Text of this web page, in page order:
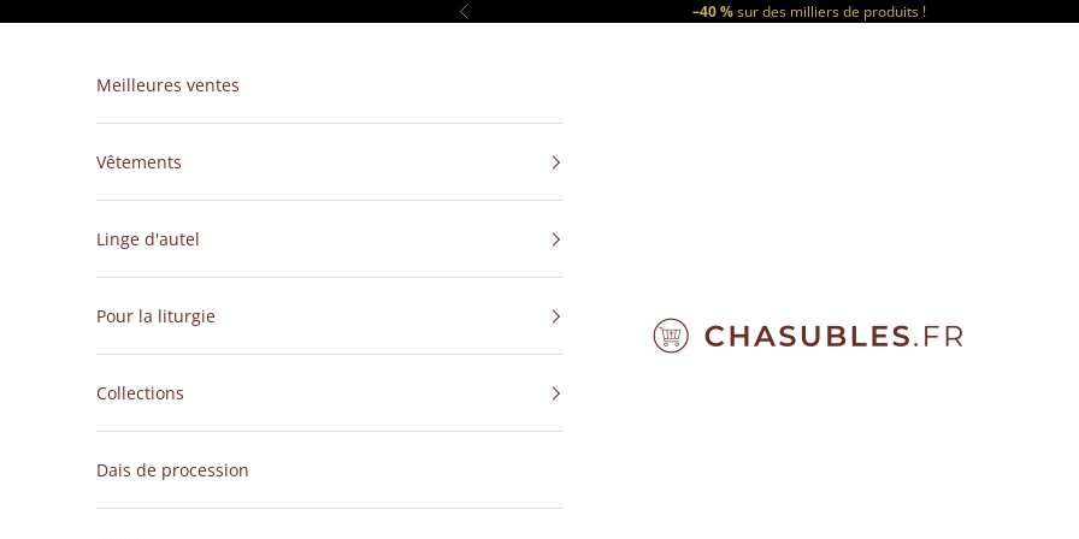
Précédent –40 %sur des milliers de produits !
CHASUBLES.FR
Meilleures ventes
Vêtements
Linge d'autel
Pour la liturgie
Collections
Dais de procession